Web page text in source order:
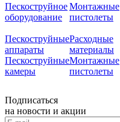
Пескоструйное
оборудование
Пескоструйные
аппараты
Пескоструйные
камеры
Монтажные
пистолеты
Расходные
материалы
Монтажные
пистолеты
Подписаться
на новости и акции